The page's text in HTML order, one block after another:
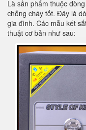
Là sản phẩm thuộc
chống cháy tốt. Đây là
gia đình. Các mẫu két
thuật cơ bản như sau: